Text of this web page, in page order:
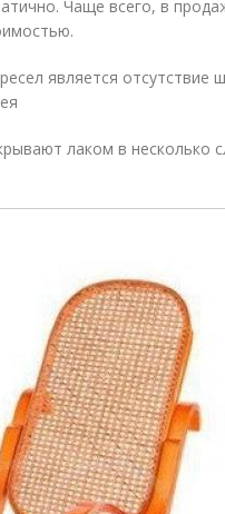
Чаще всего, в
является отсутствие
лаком в несколько